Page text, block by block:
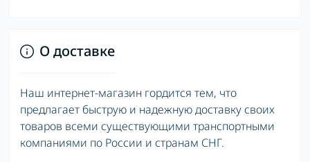
О доставке
Наш интернет-магазин гордится тем, что
предлагает быструю и надежную доставку своих
товаров всеми существующими транспортными
компаниями по России и странам СНГ.